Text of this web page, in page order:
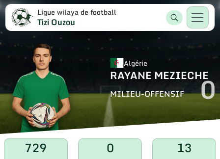
Ligue wilaya de football
Tizi Ouzou
Algérie
RAYANE MEZIECHE
MILIEU-OFFENSIF 0
729 0 13